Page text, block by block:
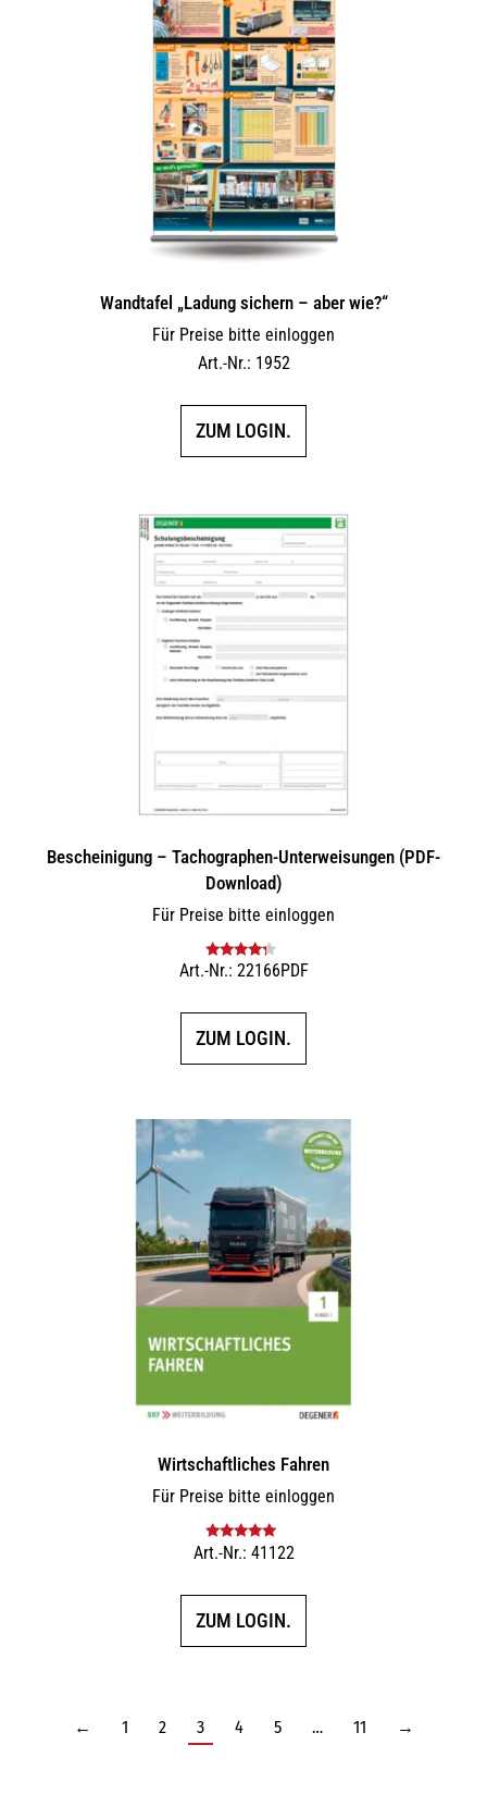
Wandtafel „Ladung sichern – aber wie?“
Für Preise bitte einloggen
Art.-Nr.: 1952
ZUM LOGIN.
Bescheinigung – Tachographen-Unterweisungen (PDF-
Download)
Für Preise bitte einloggen
Bewertet
Art.-Nr.: 22166PDF
ZUM LOGIN.
Wirtschaftliches Fahren
Für Preise bitte einloggen
Bewertet mit
Art.-Nr.: 41122
ZUM LOGIN.
← 1 2 3 4 5 … 11 →